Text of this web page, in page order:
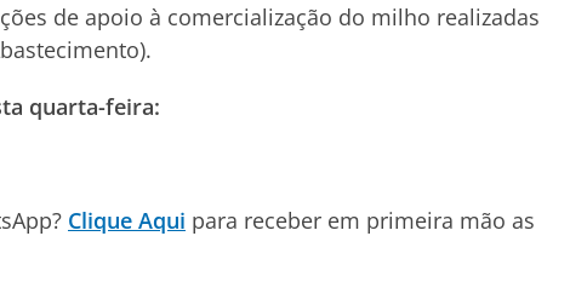
de apoio à comercialização do milho realizadas
quarta-feira:
Clique Aqui para receber em primeira mão as